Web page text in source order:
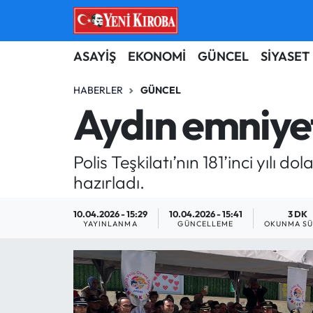
ASAYİŞ EKONOMİ GÜNCEL SİYASET
HABERLER GÜNCEL
Aydın
Polis Teşkilatı’nın 181’inci yılı
hazırladı.
10.04.2026 - 15:29
YAYINLANMA
10.04.2026 - 15:41
GÜNCELLEME
3 DK
OKUNMA
ASAYİŞ
BİLİM-TEKNOLOJİ
DÜNYA
EKONOMİ
GÜNCEL
GÜNDEM
Aydın Nöbetçi Eczaneler
Aydın Hava Durumu
Aydin Namaz Vakitleri
Aydın Trafik Yoğunluk Haritası
Tüm Manşetler
Son Dakika Haberleri
Haber Arşivi